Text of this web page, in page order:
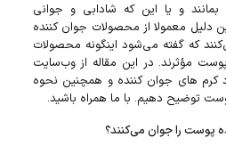
و یا این که شادابی و جوانی
معمولا از محصولات جوان کننده
که گفته می‌شود اینگونه محصولات
مؤثرند. در این مقاله از وب‌سایت
کرم‌ های جوان کننده و همچنین نحوه
توضیح دهیم. با ما همراه باشید.
پوست را جوان می‌کنند؟